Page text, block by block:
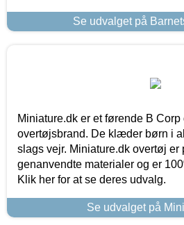
Se udvalget på
Miniature.dk er et førende B Corp
overtøjsbrand. De klæder børn i
slags vejr. Miniature.dk overtøj er
genanvendte materialer og er
Klik her for at se deres udvalg.
Se udvalget på